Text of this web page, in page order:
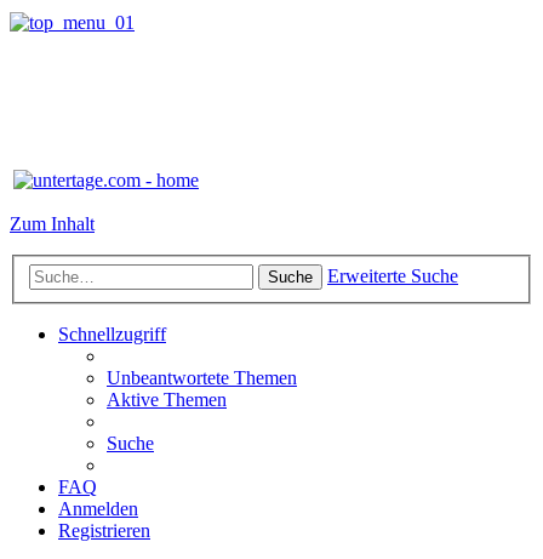
Zum Inhalt
Suche Erweiterte Suche
Schnellzugriff
Unbeantwortete Themen
Aktive Themen
Suche
FAQ
Anmelden
Registrieren